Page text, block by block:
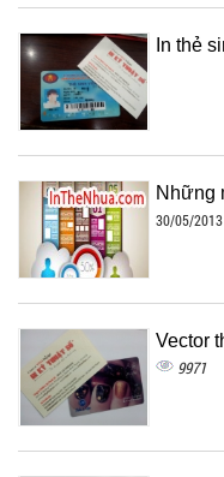
In thẻ
Những
30/05/2013
Vector
9971